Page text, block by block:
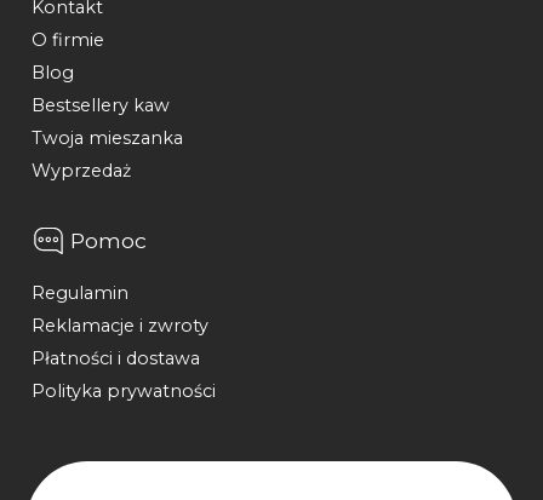
Kontakt
O firmie
Blog
Bestsellery kaw
Twoja mieszanka
Wyprzedaż
Pomoc
Regulamin
Reklamacje i zwroty
Płatności i dostawa
Polityka prywatności